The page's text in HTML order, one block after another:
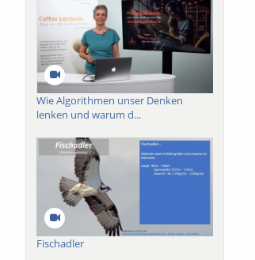
3B -
Wintermantel -
Pestizidverordnung 2B -
Dimitry Wintermantel -
mit englischen
Wie Algorithmen unser Denken
lenken und warum d...
Fischadler